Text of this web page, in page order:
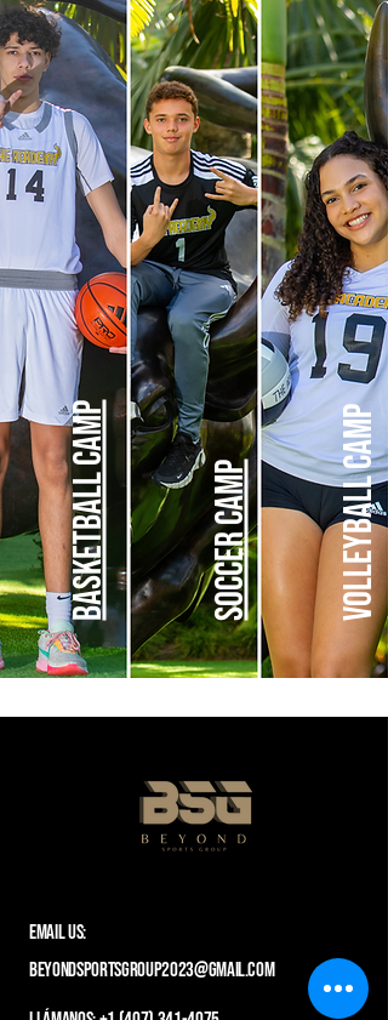
Más información
basketball camp soccer camp Volleyball camp
​Email Us:
beyondsportsgroup2023@gmail.com